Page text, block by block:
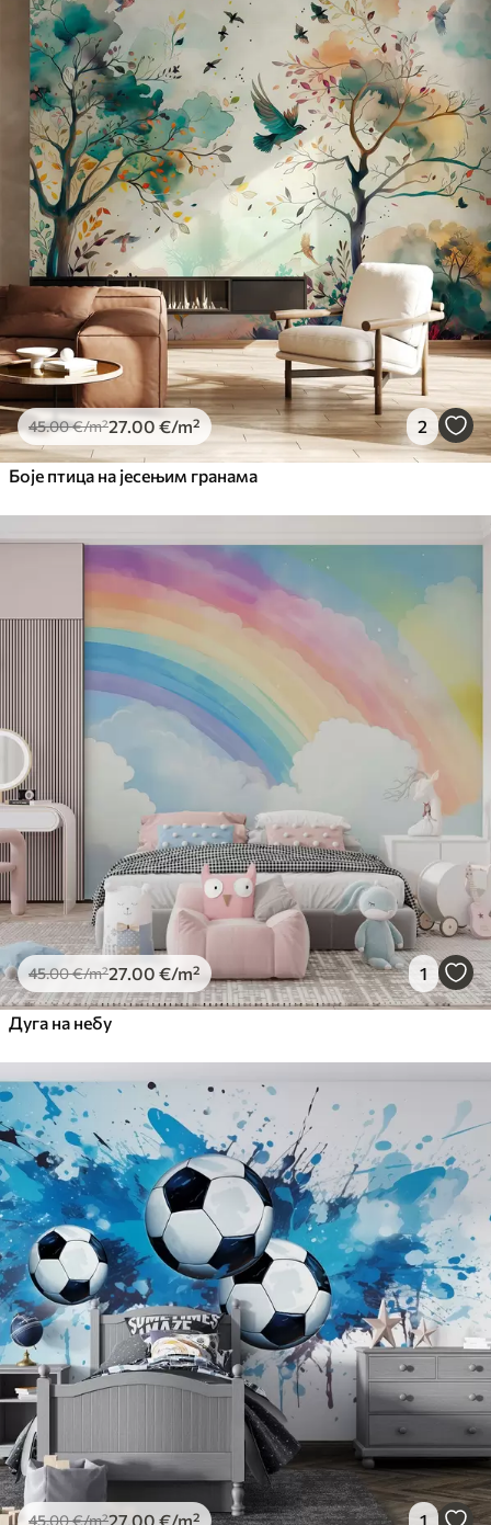
Доступни материјали
Standard
45.0027.00€/m²
Premium
56.6734.00 /m²
Premium Vinil
65.0039.00€/m²
Peel and Stick
81.6749.00€/m²
45.00€/m²27 .00 €/m² 2
Боје птица на јесењим гранама
45.00€/m²27 .00 €/m² 1
Дуга на небу
45.00€/m²27 .00 €/m² 1